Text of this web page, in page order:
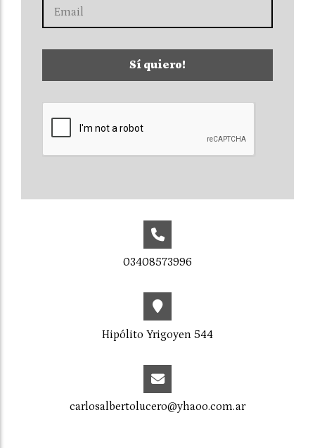
Sí quiero!
03408573996
Hipólito Yrigoyen 544
carlosalbertolucero@yhaoo.com.ar